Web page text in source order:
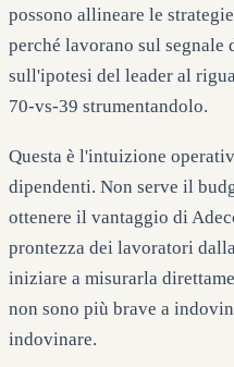
possono allineare le
perché lavorano sul segnale
sull'ipotesi del leader al
70-vs-39 strumentandolo.
Questa è l'intuizione
dipendenti. Non serve il
ottenere il vantaggio di
prontezza dei lavoratori
iniziare a misurarla
non sono più brave a
indovinare.